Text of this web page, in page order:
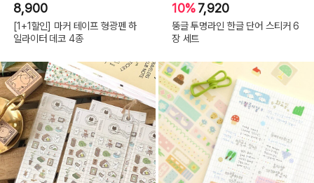
8,900
[1+1할인] 마커 테이프 형광펜 하
일라이터 데코 4종
10%7,920
뚱글 투명라인 한글 단어 스티커 6
장 세트